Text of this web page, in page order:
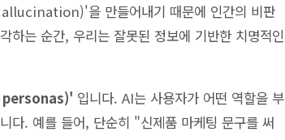
을 만들어내기 때문에 인간의 비판
하는 순간, 우리는 잘못된 정보에 기반한 치명적인
personas)' 입니다. AI는 사용자가 어떤 역할을 부
다. 예를 들어, 단순히 "신제품 마케팅 문구를 써